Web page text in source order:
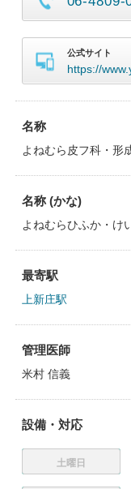
公式サイト
https://
名称
よねむら皮フ科・形
名称 (かな)
よねむらひふか・け
最寄駅
上新庄駅
管理医師
米村 信義
設備・対応
土曜日